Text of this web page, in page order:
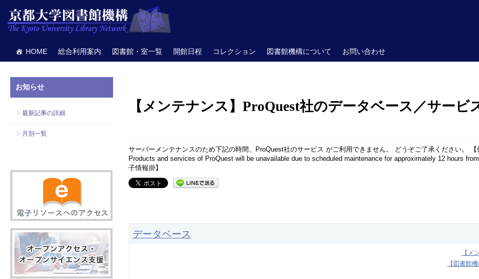
HOME 総合利用案内 図書館・室一覧 開館日程 コレクション 図書館機構について お問い合わせ
【メンテナンス】ProQuest社のデータベース／サービ
サーバーメンテナンスのため下記の時間、ProQuest社のサービス がご利用できません。 どうぞご了承ください
Products and services of ProQuest will be unavailable due to scheduled maintenance for approximately 12 hours
子情報掛】
データベース
【メ
【図書館
お知らせ
最新記事の詳細
月別一覧